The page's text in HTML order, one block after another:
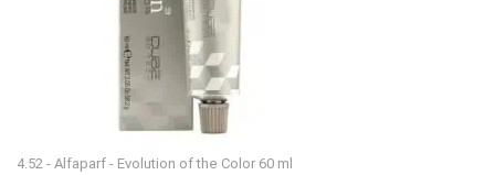
4.52 - Alfaparf - Evolution of the Color 60 ml